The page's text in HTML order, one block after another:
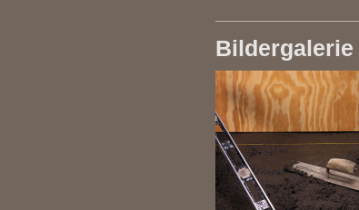
Bildergalerie